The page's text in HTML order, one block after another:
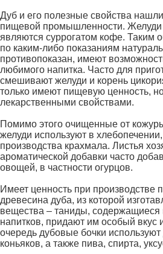
Дуб и его полезные свойства
пищевой промышленности.
являются суррогатом кофе. Таким
по каким-либо показаниям
противопоказан, имеют
любимого напитка. Часто для
смешивают желуди и корень
только имеют пищевую ценность,
лекарственными свойствами.
Помимо этого очищенные от
желуди используют в
производства крахмала. Листья
ароматической добавки часто
овощей, в частности огурцов.
Имеет ценность при производстве
древесина дуба, из которой
вещества – таниды, содержащиеся
напитков, придают им особый вкус
очередь дубовые бочки
коньяков, а также пива, спирта,